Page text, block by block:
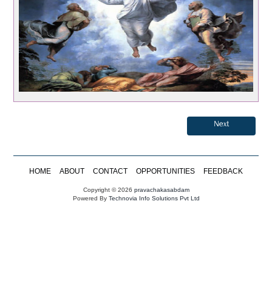
Next
HOME ABOUT CONTACT OPPORTUNITIES FEEDBACK
Copyright © 2026 pravachakasabdam
Powered ByTechnovia Info Solutions Pvt Ltd